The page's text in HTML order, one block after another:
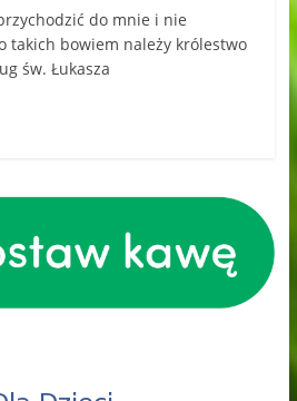
do mnie i nie
takich bowiem należy królestwo
św. Łukasza